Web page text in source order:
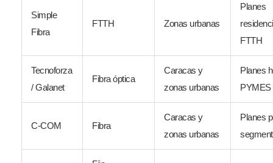
Simple
Fibra
FTTH Zonas urbanas
Planes
FTTH
Tecnoforza
/ Galanet
Fibra óptica
Caracas y
zonas urbanas
Planes
PYMES
C-COM Fibra
Caracas y
zonas urbanas
Planes